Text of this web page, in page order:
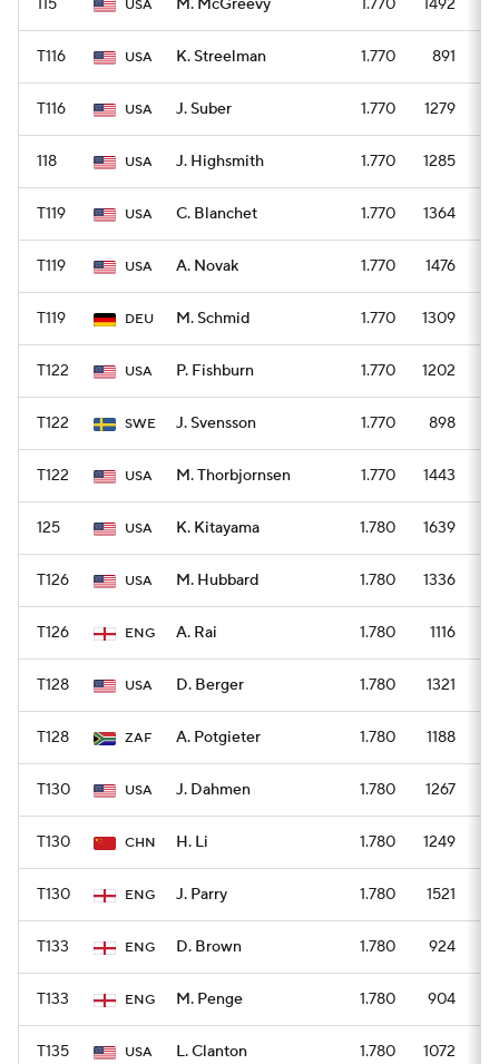
115 USA M. McGreevy 1.770 1492
T116 USA K. Streelman 1.770 891
T116 USA J. Suber 1.770 1279
118 USA J. Highsmith 1.770 1285
T119 USA C. Blanchet 1.770 1364
T119 USA A. Novak 1.770 1476
T119 DEU M. Schmid 1.770 1309
T122 USA P. Fishburn 1.770 1202
T122 SWE J. Svensson 1.770 898
T122 USA M. Thorbjornsen 1.770 1443
125 USA K. Kitayama 1.780 1639
T126 USA M. Hubbard 1.780 1336
T126 ENG A. Rai 1.780 1116
T128 USA D. Berger 1.780 1321
T128 ZAF A. Potgieter 1.780 1188
T130 USA J. Dahmen 1.780 1267
T130 CHN H. Li 1.780 1249
T130 ENG J. Parry 1.780 1521
T133 ENG D. Brown 1.780 924
T133 ENG M. Penge 1.780 904
T135 USA L. Clanton 1.780 1072